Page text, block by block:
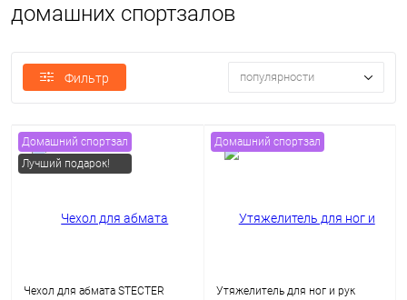
домашних спортзалов
Фильтр популярности
Домашний спортзал
Лучший подарок!
Чехол для абмата STECTER
Домашний спортзал
Утяжелитель для ног и рук